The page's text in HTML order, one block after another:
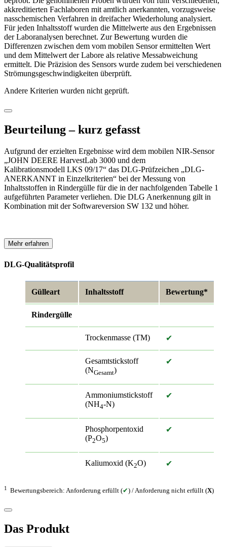
akkreditierten Fachlaboren mit amtlich anerkannten, vorzugsweise
nasschemischen Verfahren in dreifacher Wiederholung analysiert.
Für jeden Inhaltsstoff wurden die Mittelwerte aus den Ergebnissen
der Labor­analysen berechnet. Zur Bewertung wurden die
Differenzen zwischen dem vom mobilen Sensor ermittelten Wert
und dem Mittelwert der Labore als relative Messabweichung
ermittelt. Die Präzision des Sensors wurde zudem bei verschiedenen
Strömungsgeschwindigkeiten überprüft.
Andere Kriterien wurden nicht geprüft.
Beurteilung – kurz gefasst
Aufgrund der erzielten Ergebnisse wird dem mobilen NIR-Sensor
„JOHN DEERE HarvestLab 3000 und dem
Kalibrationsmodell LKS 09/17“ das DLG-Prüfzeichen „DLG-
ANERKANNT in Einzel­kriterien“ bei der Messung von
Inhaltsstoffen in Rindergülle für die in der nachfolgenden Tabelle 1
aufgeführten Parameter verliehen. Die DLG Anerkennung gilt in
Kombination mit der Software­version SW 132 und höher.
Mehr erfahren
DLG-Qualitätsprofil
Gülleart Inhaltsstoff Bewertung*
Rindergülle
Trockenmasse (TM) ✔
Gesamtstickstoff
(NGesamt)
✔
Ammoniumstickstoff
(NH4-N)
✔
Phosphorpentoxid
(P2O5)
✔
Kaliumoxid (K2O) ✔
1 Bewertungsbereich: Anforderung erfüllt (✔) / Anforderung nicht erfüllt (X)
Das Produkt